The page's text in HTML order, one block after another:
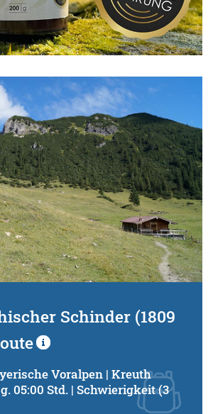
Schinder (1809
Voralpen | Kreuth
05:00 Std. | Schwierigkeit (3